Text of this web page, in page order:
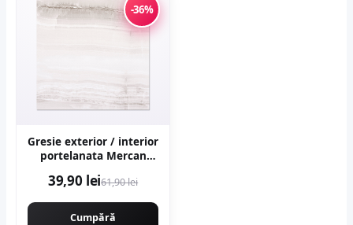
-36%
Gresie exterior / interior
portelanata Mercan
lucioasa tip marmura
39,90 lei61,90 lei
Cumpără